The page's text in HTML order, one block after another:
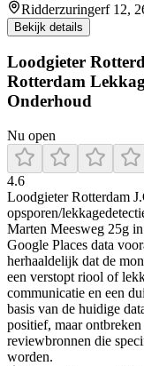
Ridderzuringerf 12,
Bekijk details
Loodgieter
Rotterdam
Onderhoud
Nu open
4.6
Loodgieter Rotterdam
opsporen/
Marten Meesweg 25g
Google Places data
herhaaldelijk dat de
een verstopt riool of
communicatie en een
basis van de huidige
positief, maar
reviewbronnen die
worden.